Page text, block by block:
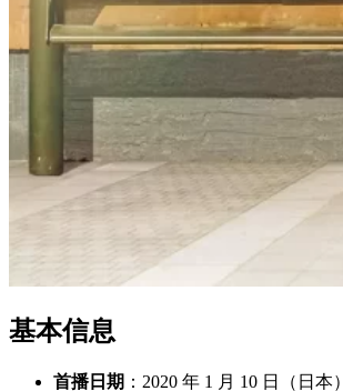
基本信息
首播日期 ：2020 年 1 月 10 日（日本）